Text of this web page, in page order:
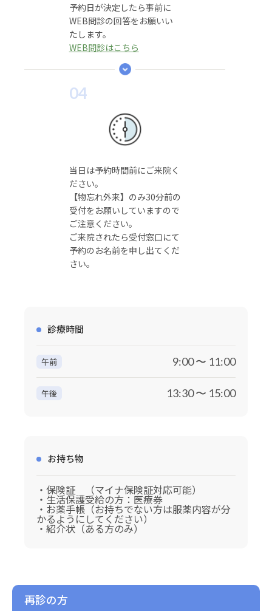
予約日が決定したら事前に
WEB問診の回答をお願いい
たします。
WEB問診はこちら
04
当日は予約時間前にご来院く
ださい。
【物忘れ外来】のみ30分前の
受付をお願いしていますので
ご注意ください。
ご来院されたら受付窓口にて
予約のお名前を申し出てくだ
さい。
診療時間
午前 9:00 〜 11:00
午後 13:30 〜 15:00
お持ち物
・保険証 （マイナ保険証対応可能）
・生活保護受給の方：医療券
・お薬手帳（お持ちでない方は服薬内容が分
かるようにしてください）
・紹介状（ある方のみ）
再診の方